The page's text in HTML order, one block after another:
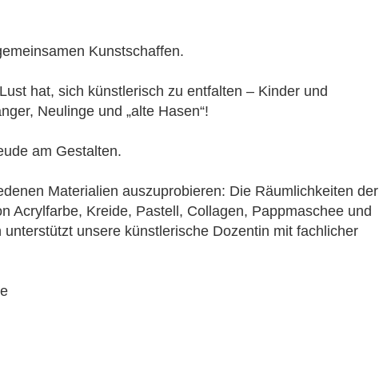
Kunstschaffen.
hat, sich künstlerisch zu entfalten – Kinder und
Neulinge und „alte Hasen“!
am Gestalten.
Materialien auszuprobieren: Die Räumlichkeiten der
Acrylfarbe, Kreide, Pastell, Collagen, Pappmaschee und
unsere künstlerische Dozentin mit fachlicher